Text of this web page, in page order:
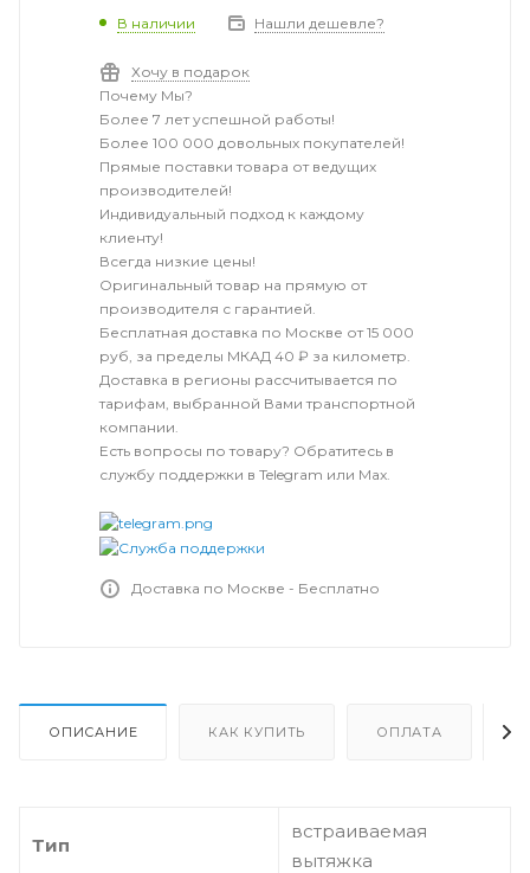
В наличии Нашли дешевле?
Хочу в подарок
Почему Мы?
Более 7 лет успешной работы!
Более 100 000 довольных покупателей!
Прямые поставки товара от ведущих
производителей!
Индивидуальный подход к каждому
клиенту!
Всегда низкие цены!
Оригинальный товар на прямую от
производителя с гарантией.
Бесплатная доставка по Москве от 15 000
руб, за пределы МКАД 40 ₽ за километр.
Доставка в регионы рассчитывается по
тарифам, выбранной Вами транспортной
компании.
Есть вопросы по товару? Обратитесь в
службу поддержки в Telegram или Max.
Доставка по Москве - Бесплатно
ОПИСАНИЕ КАК КУПИТЬ ОПЛАТА
Тип
встраиваемая
вытяжка